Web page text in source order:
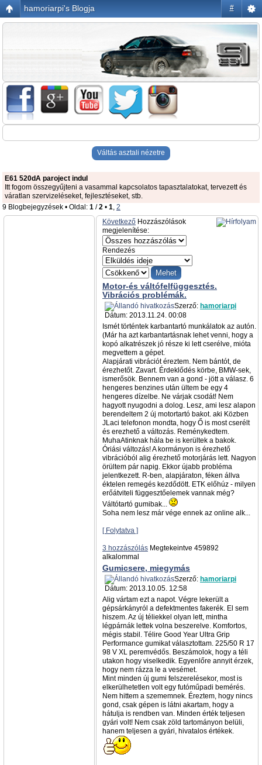
#
hamoriarpi's Blogja
Váltás asztali nézetre
E61 520dA paroject indul
Itt fogom összegyűjteni a vasammal kapcsolatos tapasztalatokat, tervezett és
váratlan szervizeléseket, fejlesztéseket, stb.
9 Blogbejegyzések • Oldal: 1 /2 • 1, 2
Következő Hozzászólások
megjelenítése:
Rendezés
Motor-és váltófelfüggesztés.
Vibrációs problémák.
Szerző: hamoriarpi
Dátum: 2013.11.24. 00:08
Ismét történtek karbantartó munkálatok az autón.
(Már ha azt karbantartásnak lehet venni, hogy a
kopó alkatrészek jó része ki lett cserélve, mióta
megvettem a gépet.
Alapjárati vibrációt éreztem. Nem bántót, de
érezhetőt. Zavart. Érdeklődés körbe, BMW-sek,
ismerősök. Bennem van a gond - jött a válasz. 6
hengeres benzines után ültem be egy 4
hengeres dízelbe. Ne várjak csodát! Nem
hagyott nyugodni a dolog. Lesz, ami lesz alapon
berendeltem 2 új motortartó bakot. aki Közben
JLaci telefonon mondta, hogy Ő is most cserélt
és erezhető a változás. Reménykedtem.
MuhaAtinknak hála be is kerültek a bakok.
Óriási változás! A kormányon is érezhető
vibrációból alig érezhető motorjárás lett. Nagyon
örültem pár napig. Ekkor újabb probléma
jelentkezett. R-ben, alapjáraton, féken állva
éktelen remegés kezdődött. ETK előhúz - milyen
erőátviteli függesztőelemek vannak még?
Váltótartó gumibak...
Soha nem lesz már vége ennek az online alk...
[ Folytatva ]
3 hozzászólás Megtekeintve 459892
alkalommal
Gumicsere, miegymás
Szerző: hamoriarpi
Dátum: 2013.10.05. 12:58
Alig vártam ezt a napot. Végre lekerült a
gépsárkányról a defektmentes fakerék. El sem
hiszem. Az új téliekkel olyan lett, mintha
légpárnák lettek volna beszerelve. Komfortos,
mégis stabil. Télire Good Year Ultra Grip
Performance gumikat választottam. 225/50 R 17
98 V XL peremvédős. Beszámolok, hogy a téli
utakon hogy viselkedik. Egyenlőre annyit érzek,
hogy nem rázza le a vesémet.
Mint minden új gumi felszerelésekor, most is
elkerülhetetlen volt egy futóműpadi bemérés.
Nem hittem a szememnek. Éreztem, hogy nincs
gond, csak gépen is látni akartam, hogy a
hátulja is rendben van. Minden érték teljesen
gyári volt! Nem csak zöld tartományon belüli,
hanem teljesen a gyári, hivatalos értékek.